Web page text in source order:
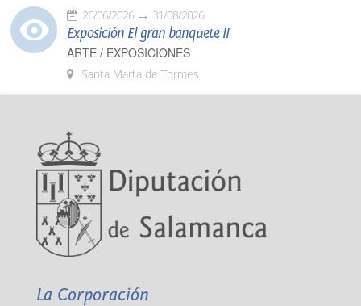
26/06/2026 31/08/2026
Exposición El gran banquete II
ARTE / EXPOSICIONES
Santa Marta de Tormes
La Corporación